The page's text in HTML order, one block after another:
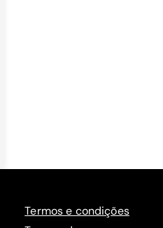
Termos e condições